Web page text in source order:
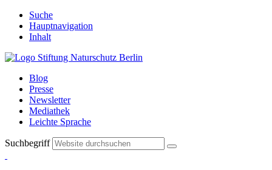
Suche
Hauptnavigation
Inhalt
Blog
Presse
Newsletter
Mediathek
Leichte Sprache
Suchbegriff